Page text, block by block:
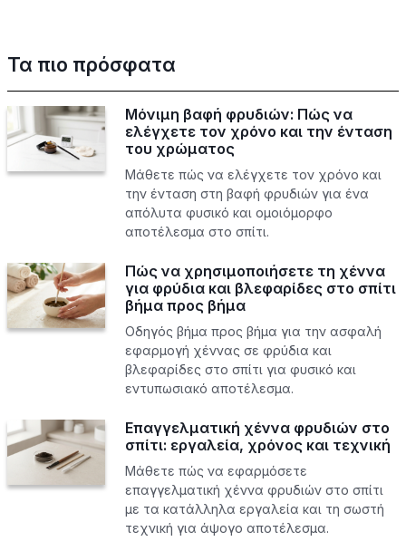
Τα πιο πρόσφατα
Μόνιμη βαφή φρυδιών: Πώς να
ελέγχετε τον χρόνο και την ένταση
του χρώματος
Μάθετε πώς να ελέγχετε τον χρόνο και
την ένταση στη βαφή φρυδιών για ένα
απόλυτα φυσικό και ομοιόμορφο
αποτέλεσμα στο σπίτι.
Πώς να χρησιμοποιήσετε τη χέννα
για φρύδια και βλεφαρίδες στο σπίτι
βήμα προς βήμα
Οδηγός βήμα προς βήμα για την ασφαλή
εφαρμογή χέννας σε φρύδια και
βλεφαρίδες στο σπίτι για φυσικό και
εντυπωσιακό αποτέλεσμα.
Επαγγελματική χέννα φρυδιών στο
σπίτι: εργαλεία, χρόνος και τεχνική
Μάθετε πώς να εφαρμόσετε
επαγγελματική χέννα φρυδιών στο σπίτι
με τα κατάλληλα εργαλεία και τη σωστή
τεχνική για άψογο αποτέλεσμα.